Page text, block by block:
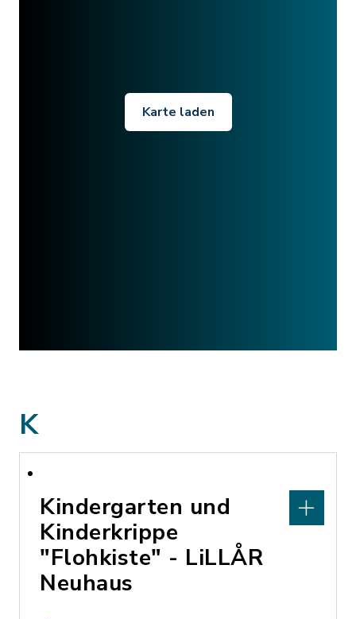
Karte laden
K
Kindergarten und
Kinderkrippe
"Flohkiste" - LiLLÅR
Neuhaus